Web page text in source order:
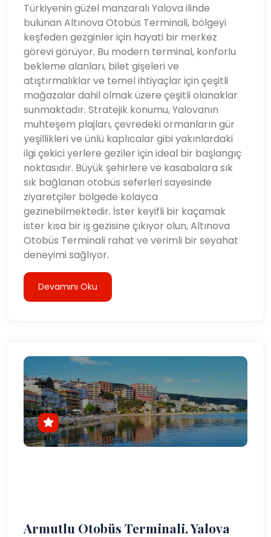
Türkiyenin güzel manzaralı Yalova ilinde
bulunan Altınova Otobüs Terminali, bölgeyi
keşfeden gezginler için hayati bir merkez
görevi görüyor. Bu modern terminal, konforlu
bekleme alanları, bilet gişeleri ve
atıştırmalıklar ve temel ihtiyaçlar için çeşitli
mağazalar dahil olmak üzere çeşitli olanaklar
sunmaktadır. Stratejik konumu, Yalovanın
muhteşem plajları, çevredeki ormanların gür
yeşillikleri ve ünlü kaplıcalar gibi yakınlardaki
ilgi çekici yerlere geziler için ideal bir başlangıç ​​
noktasıdır. Büyük şehirlere ve kasabalara sık
sık bağlanan otobüs seferleri sayesinde
ziyaretçiler bölgede kolayca
gezinebilmektedir. İster keyifli bir kaçamak
ister kısa bir iş gezisine çıkıyor olun, Altınova
Otobüs Terminali rahat ve verimli bir seyahat
deneyimi sağlıyor.
Devamını Oku
Armutlu Otobüs Terminali, Yalova